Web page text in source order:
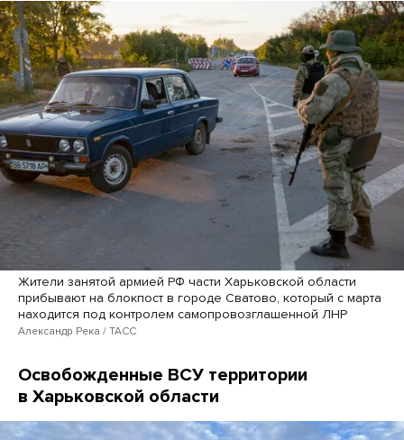
Жители занятой армией РФ части Харьковской области
прибывают на блокпост в городе Сватово, который с марта
находится под контролем самопровозглашенной ЛНР
Александр Река / ТАСС
Освобожденные ВСУ территории
в Харьковской области